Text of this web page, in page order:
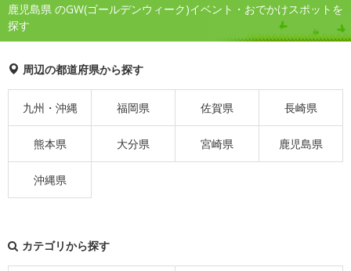
鹿児島県 のGW(ゴールデンウィーク)イベント・おでかけスポットを
探す
周辺の都道府県から探す
九州・沖縄 福岡県 佐賀県 長崎県
熊本県 大分県 宮崎県 鹿児島県
沖縄県
カテゴリから探す